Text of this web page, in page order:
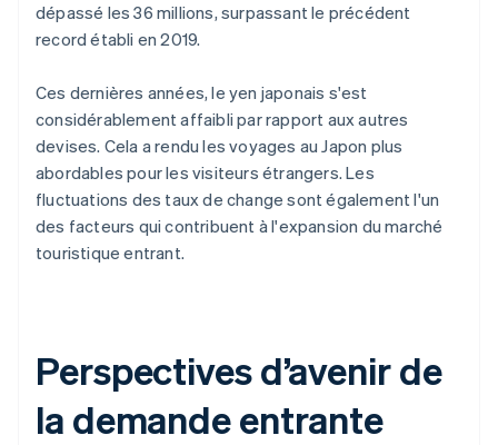
dépassé les 36 millions, surpassant le précédent
record établi en 2019.
Ces dernières années, le yen japonais s'est
considérablement affaibli par rapport aux autres
devises. Cela a rendu les voyages au Japon plus
abordables pour les visiteurs étrangers. Les
fluctuations des taux de change sont également l'un
des facteurs qui contribuent à l'expansion du marché
touristique entrant.
Perspectives d’avenir de
la demande entrante